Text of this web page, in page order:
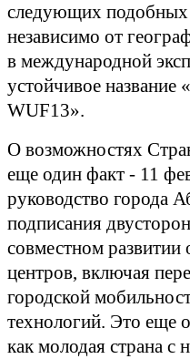
следующих подобных
независимо от
в международной
устойчивое название
WUF13».
О возможностях
еще один факт - 11
руководство города
подписания
совместном
центров, включая
городской
технологий. Это еще
как молодая страна